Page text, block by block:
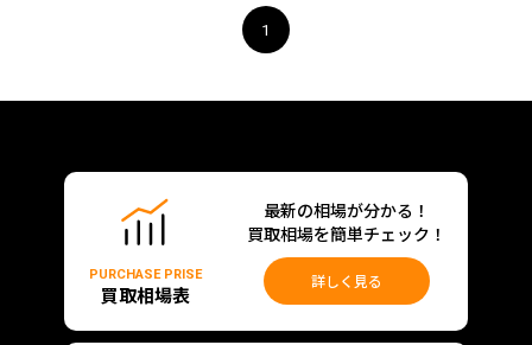
1
PURCHASE PRISE
買取相場表
最新の相場が分かる！
買取相場を簡単チェック！
詳しく見る